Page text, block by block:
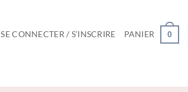
SE CONNECTER / S’INSCRIRE PANIER 0